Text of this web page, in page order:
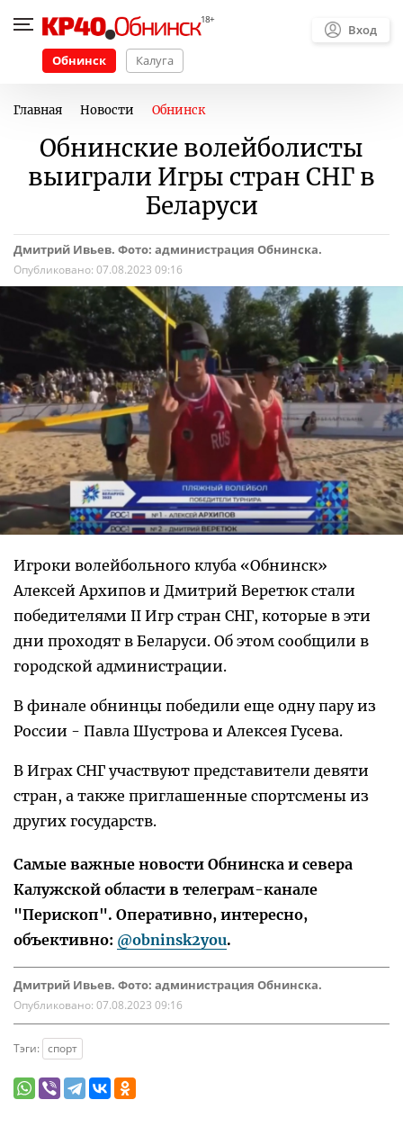
Обнинск Калуга
Вход
Главная Новости Обнинск
Обнинские волейболисты
выиграли Игры стран СНГ в
Беларуси
Дмитрий Ивьев. Фото: администрация Обнинска.
Опубликовано: 07.08.2023 09:16
Игроки волейбольного клуба «Обнинск»
Алексей Архипов и Дмитрий Веретюк стали
победителями II Игр стран СНГ, которые в эти
дни проходят в Беларуси. Об этом сообщили в
городской администрации.
В финале обнинцы победили еще одну пару из
России - Павла Шустрова и Алексея Гусева.
В Играх СНГ участвуют представители девяти
стран, а также приглашенные спортсмены из
других государств.
Самые важные новости Обнинска и севера
Калужской области в телеграм-канале
"Перископ". Оперативно, интересно,
объективно: @obninsk2you.
Дмитрий Ивьев. Фото: администрация Обнинска.
Опубликовано: 07.08.2023 09:16
Тэги: спорт